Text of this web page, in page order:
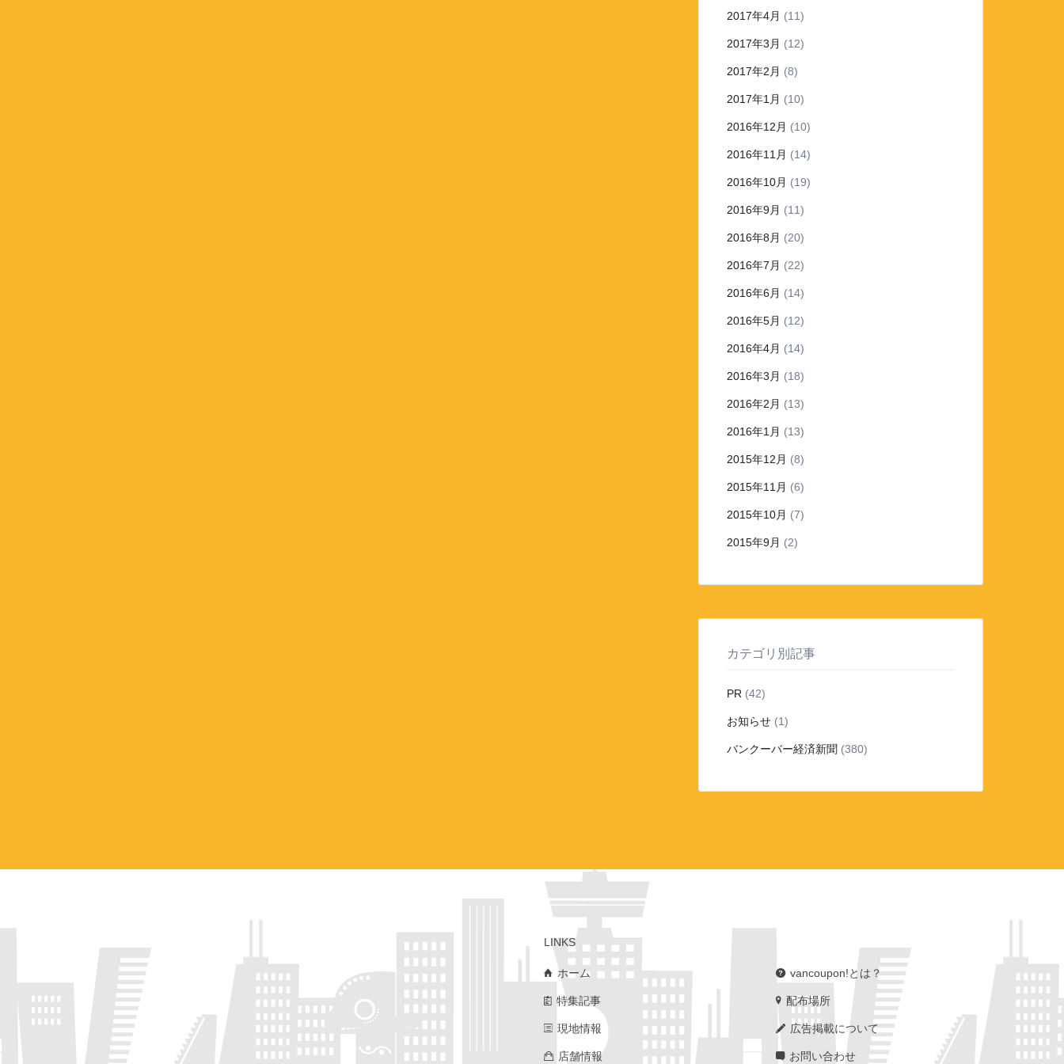
2017年4月 (11)
2017年3月 (12)
2017年2月 (8)
2017年1月 (10)
2016年12月 (10)
2016年11月 (14)
2016年10月 (19)
2016年9月 (11)
2016年8月 (20)
2016年7月 (22)
2016年6月 (14)
2016年5月 (12)
2016年4月 (14)
2016年3月 (18)
2016年2月 (13)
2016年1月 (13)
2015年12月 (8)
2015年11月 (6)
2015年10月 (7)
2015年9月 (2)
カテゴリ別記事
PR (42)
お知らせ (1)
バンクーバー経済新聞 (380)
LINKS
ホーム
特集記事
現地情報
店舗情報
vancoupon!とは？
配布場所
広告掲載について
お問い合わせ